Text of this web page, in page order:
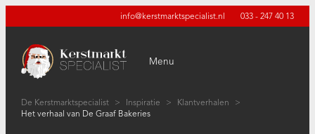
info@kerstmarktspecialist.nl 033 - 247 40 13
Menu
De Kerstmarktspecialist > Inspiratie > Klantverhalen
>
Het verhaal van De Graaf Bakeries